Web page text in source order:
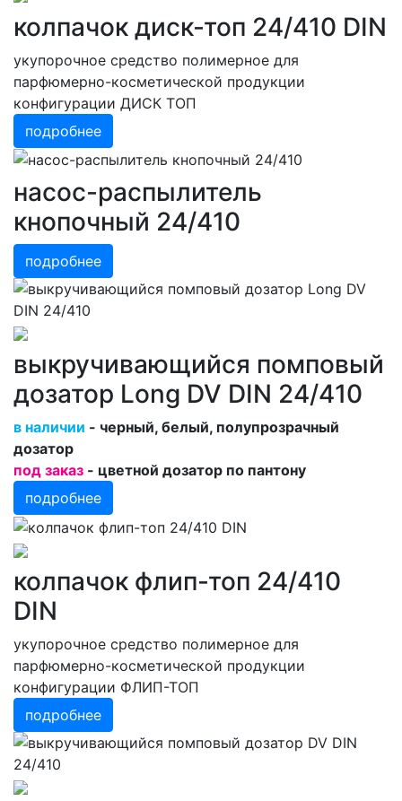
колпачок диск-топ 24/410 DIN
укупорочное средство полимерное для
парфюмерно-косметической продукции
конфигурации ДИСК ТОП
подробнее
насос-распылитель
кнопочный 24/410
подробнее
выкручивающийся помповый
дозатор Long DV DIN 24/410
в наличии - черный, белый, полупрозрачный
дозатор
под заказ - цветной дозатор по пантону
подробнее
колпачок флип-топ 24/410
DIN
укупорочное средство полимерное для
парфюмерно-косметической продукции
конфигурации ФЛИП-ТОП
подробнее